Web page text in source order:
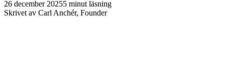
26 december 20255 minut läsning
Skrivet av Carl Anchér, Founder